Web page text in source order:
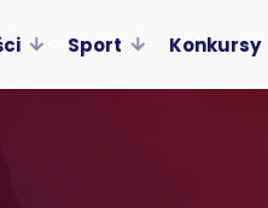
Sport Konkursy